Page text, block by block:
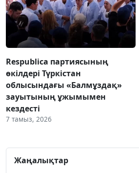
Respublica партиясының
өкілдері Түркістан
облысындағы «Балмұздақ»
зауытының ұжымымен
кездесті
7 тамыз, 2026
Жаңалықтар